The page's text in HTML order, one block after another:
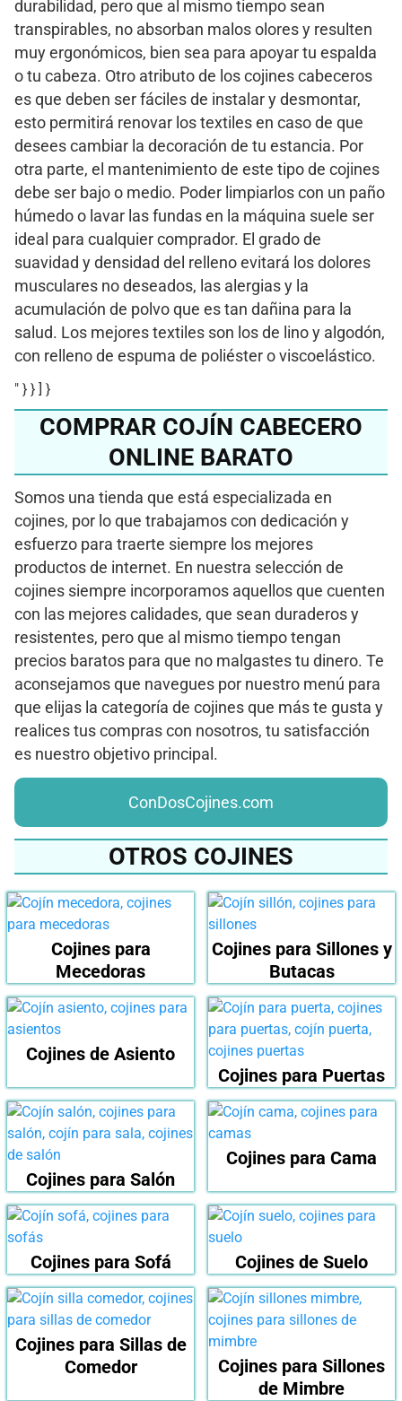
durabilidad, pero que al mismo tiempo sean
transpirables, no absorban malos olores y resulten
muy ergonómicos, bien sea para apoyar tu espalda
o tu cabeza. Otro atributo de los cojines cabeceros
es que deben ser fáciles de instalar y desmontar,
esto permitirá renovar los textiles en caso de que
desees cambiar la decoración de tu estancia. Por
otra parte, el mantenimiento de este tipo de cojines
debe ser bajo o medio. Poder limpiarlos con un paño
húmedo o lavar las fundas en la máquina suele ser
ideal para cualquier comprador. El grado de
suavidad y densidad del relleno evitará los dolores
musculares no deseados, las alergias y la
acumulación de polvo que es tan dañina para la
salud. Los mejores textiles son los de lino y algodón,
con relleno de espuma de poliéster o viscoelástico.
" } } ] }
COMPRAR COJÍN CABECERO
ONLINE BARATO
Somos una tienda que está especializada en
cojines, por lo que trabajamos con dedicación y
esfuerzo para traerte siempre los mejores
productos de internet. En nuestra selección de
cojines siempre incorporamos aquellos que cuenten
con las mejores calidades, que sean duraderos y
resistentes, pero que al mismo tiempo tengan
precios baratos para que no malgastes tu dinero. Te
aconsejamos que navegues por nuestro menú para
que elijas la categoría de cojines que más te gusta y
realices tus compras con nosotros, tu satisfacción
es nuestro objetivo principal.
ConDosCojines.com
OTROS COJINES
Cojines para
Mecedoras
Cojines para Sillones y
Butacas
Cojines de Asiento
Cojines para Puertas
Cojines para Salón
Cojines para Cama
Cojines para Sofá Cojines de Suelo
Cojines para Sillas de
Comedor
Cojines para Sillones
de Mimbre